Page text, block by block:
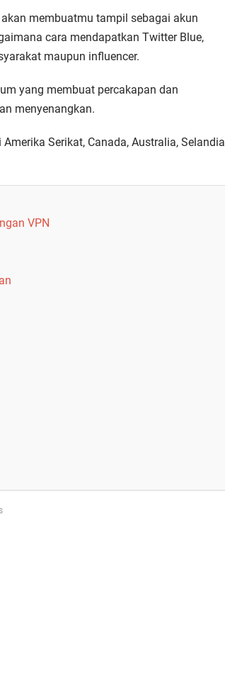
membuatmu tampil sebagai akun
cara mendapatkan Twitter Blue,
maupun influencer.
yang membuat percakapan dan
menyenangkan.
Serikat, Canada, Australia, Selandia
VPN